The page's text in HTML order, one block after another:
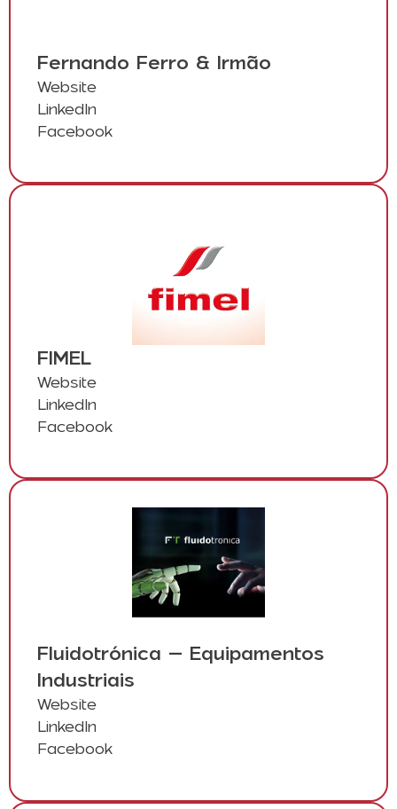
Fernando Ferro & Irmão
Website
LinkedIn
Facebook
FIMEL
Website
LinkedIn
Facebook
Fluidotrónica – Equipamentos
Industriais
Website
LinkedIn
Facebook